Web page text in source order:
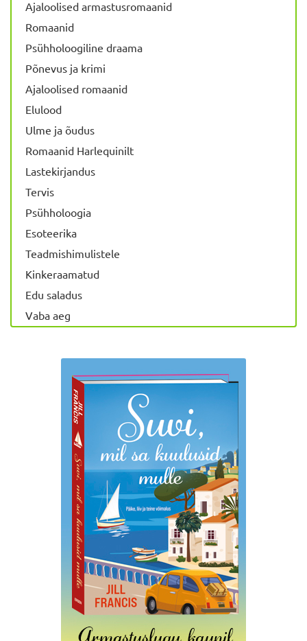
Ajaloolised armastusromaanid
Romaanid
Psühholoogiline draama
Põnevus ja krimi
Ajaloolised romaanid
Elulood
Ulme ja õudus
Romaanid Harlequinilt
Lastekirjandus
Tervis
Psühholoogia
Esoteerika
Teadmishimulistele
Kinkeraamatud
Edu saladus
Vaba aeg